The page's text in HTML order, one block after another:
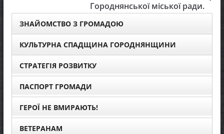
Городнянської міської ради.
ЗНАЙОМСТВО З ГРОМАДОЮ
КУЛЬТУРНА СПАДЩИНА ГОРОДНЯНЩИНИ
СТРАТЕГІЯ РОЗВИТКУ
ПАСПОРТ ГРОМАДИ
ГЕРОЇ НЕ ВМИРАЮТЬ!
ВЕТЕРАНАМ